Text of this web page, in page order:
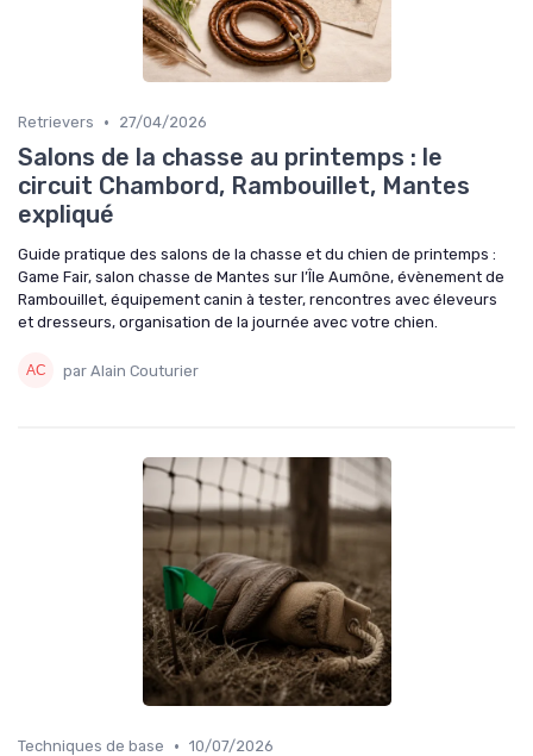
Retrievers • 27/04/2026
Salons de la chasse au printemps : le
circuit Chambord, Rambouillet, Mantes
expliqué
Guide pratique des salons de la chasse et du chien de printemps :
Game Fair, salon chasse de Mantes sur l’Île Aumône, évènement de
Rambouillet, équipement canin à tester, rencontres avec éleveurs
et dresseurs, organisation de la journée avec votre chien.
par Alain Couturier
Techniques de base • 10/07/2026